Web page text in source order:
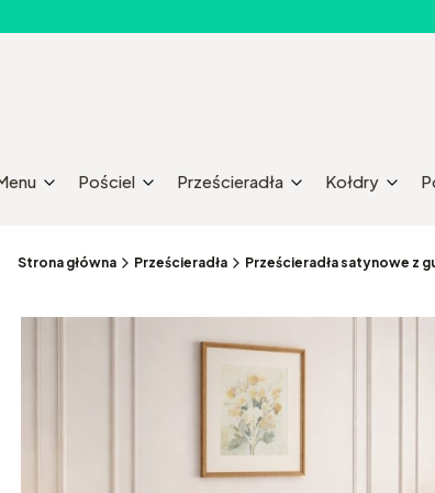
Pościel Prześcieradła Kołdry
Strona główna Prześcieradła Prześcieradła satynowe z